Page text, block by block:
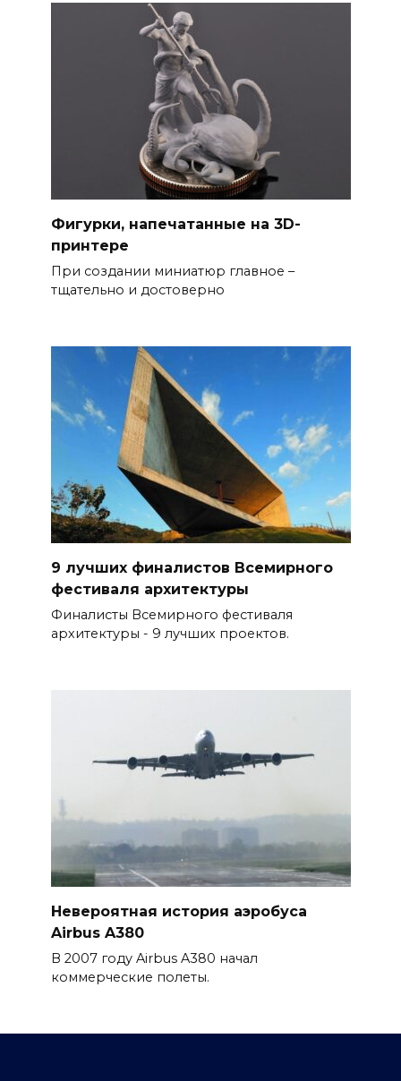
Фигурки, напечатанные на 3D-
принтере
При создании миниатюр главное –
тщательно и достоверно
9 лучших финалистов Всемирного
фестиваля архитектуры
Финалисты Всемирного фестиваля
архитектуры - 9 лучших проектов.
Невероятная история аэробуса
Airbus A380
В 2007 году Airbus A380 начал
коммерческие полеты.